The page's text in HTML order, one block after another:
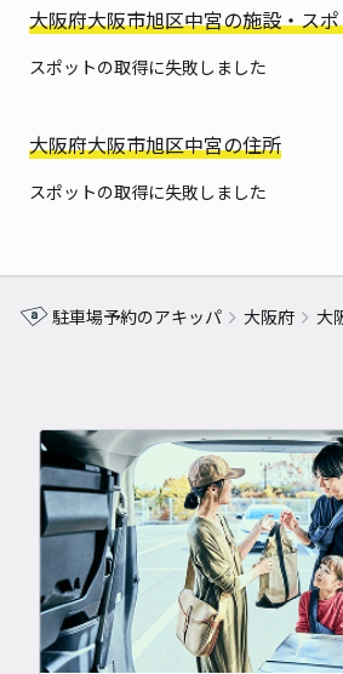
大阪府大阪市旭区中宮の施設・ス
スポットの取得に失敗しました
大阪府大阪市旭区中宮の住所
スポットの取得に失敗しました
駐車場予約のアキッパ 大阪府 大